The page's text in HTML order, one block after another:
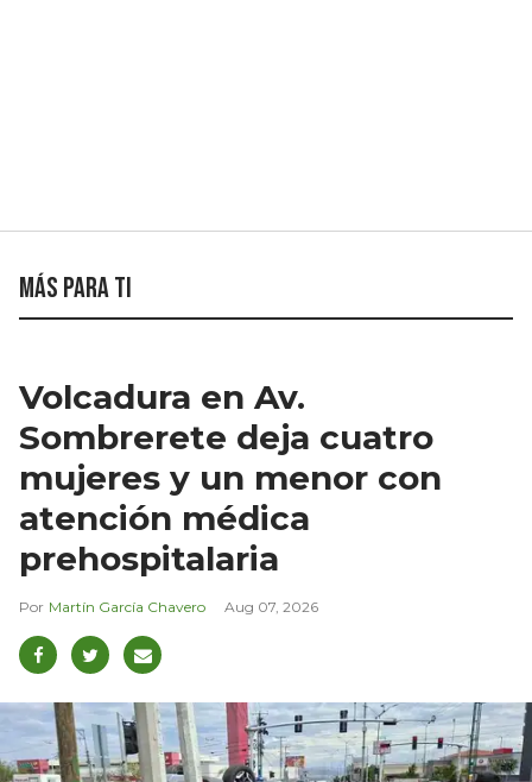
Más para ti
Volcadura en Av.
Sombrerete deja cuatro
mujeres y un menor con
atención médica
prehospitalaria
Martín García Chavero Aug 07, 2026